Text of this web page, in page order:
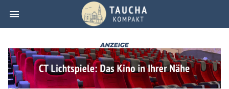
menu Tipps für fitte